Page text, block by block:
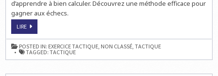
d’apprendre à bien calculer. Découvrez une méthode efficace pour
gagner aux échecs.
LIREUNE
EFFICACE
POUR
GAGNER
POSTED IN: EXERCICE TACTIQUE, NON CLASSÉ,TACTIQUE
TAGGED:TACTIQUE